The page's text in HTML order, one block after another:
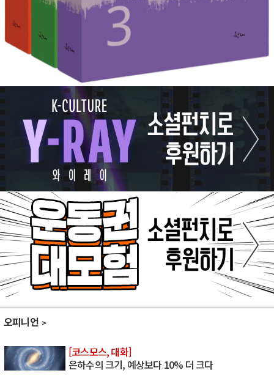
오피니언
[코스모스, 대화]
은하수의 크기, 예상보다 10% 더 크다